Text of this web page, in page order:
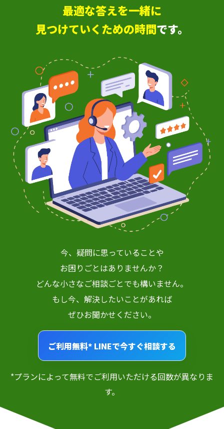
最適な答えを一緒に
見つけていくための時間です。
今、疑問に思っていることや
お困りごとはありませんか？
どんな小さなご相談ごとでも構いません。
もし今、解決したいことがあれば
ぜひお聞かせください。
ご利用無料* LINEで今すぐ相談する
*プランによって無料でご利用いただける回数が異なりま
す。